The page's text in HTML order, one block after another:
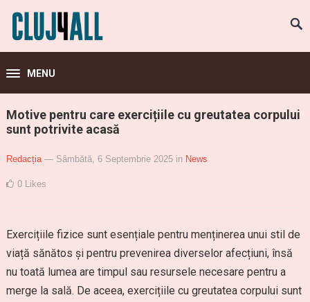
MENU
Motive pentru care exercițiile cu greutatea corpului
sunt potrivite acasă
Redacția — Sâmbătă, 6 Septembrie 2025 in News
0 Likes
Exercițiile fizice sunt esențiale pentru menținerea unui stil de
viață sănătos și pentru prevenirea diverselor afecțiuni, însă
nu toată lumea are timpul sau resursele necesare pentru a
merge la sală. De aceea, exercițiile cu greutatea corpului sunt